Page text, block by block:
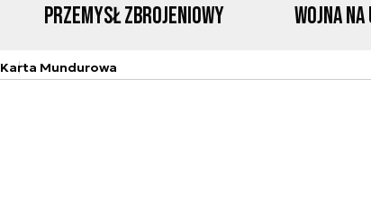
Przemysł Zbrojeniowy Wojna
Karta Mundurowa